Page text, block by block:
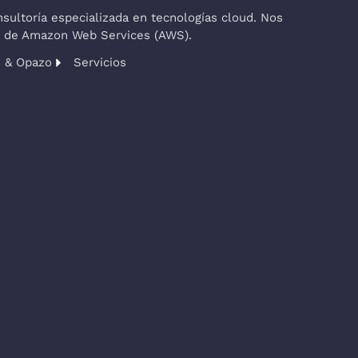
especializada en tecnologías cloud. Nos
Amazon Web Services (AWS).
Opazo Servicios